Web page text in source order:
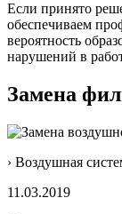
Если принято
обеспечиваем
вероятность
нарушений в
Замена
› Воздушная
11.03.2019